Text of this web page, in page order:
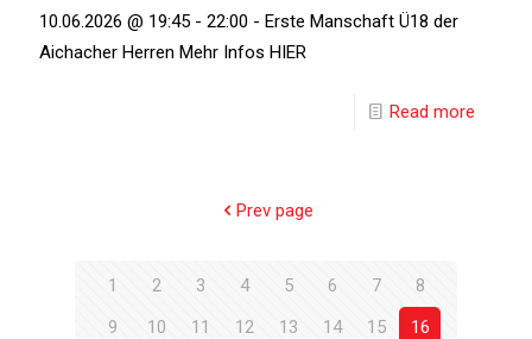
10.06.2026 @ 19:45 - 22:00 - Erste Manschaft Ü18 der
Aichacher Herren Mehr Infos HIER
Read more
Prev page
1 2 3 4 5 6 7
8
9
10 11 12 13 14 15
16